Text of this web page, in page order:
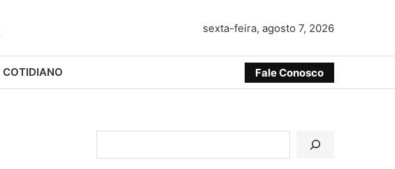
sexta-feira, agosto 7, 2026
COTIDIANO Fale Conosco